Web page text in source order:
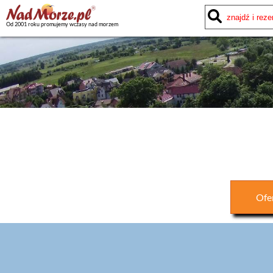
Od 2001 roku promujemy wczasy nad morzem